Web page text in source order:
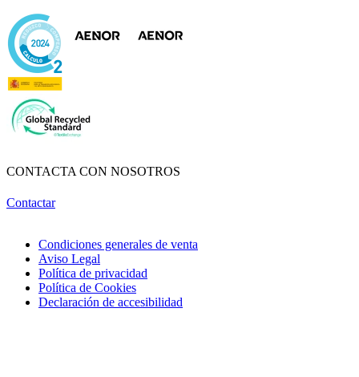
CONTACTA CON NOSOTROS
Contactar
Condiciones generales de venta
Aviso Legal
Política de privacidad
Política de Cookies
Declaración de accesibilidad